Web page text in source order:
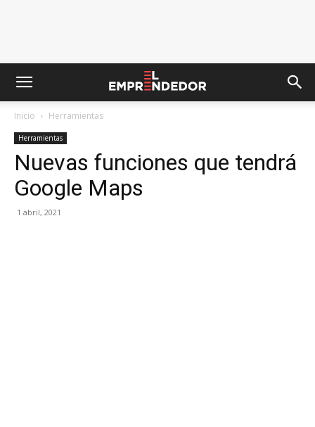
Inicio Herramientas
Herramientas
Nuevas funciones que tendrá
Google Maps
1 abril, 2021